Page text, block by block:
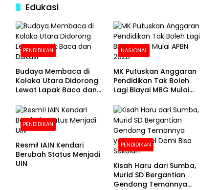
Edukasi
PENDIDIKAN
Budaya Membaca di
Kolaka Utara Didorong
Lewat Lapak Baca dan
NASIONAL
MK Putuskan Anggaran
Pendidikan Tak Boleh
Lagi Biayai MBG Mulai
PENDIDIKAN
Resmi! IAIN Kendari
Berubah Status Menjadi
UIN
PENDIDIKAN
Kisah Haru dari Sumba,
Murid SD Bergantian
Gendong Temannya